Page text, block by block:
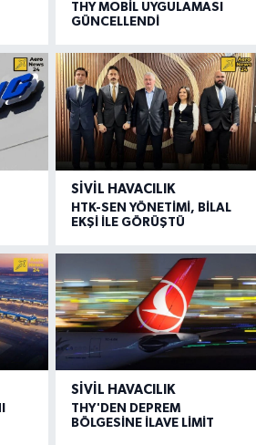
THY MOBİL UYGULAMASI
GÜNCELLENDİ
SIVIL HAVACILIK
HTK-SEN YÖNETİMİ, BİLAL
EKŞİ İLE GÖRÜŞTÜ
SIVIL HAVACILIK
THY'DEN DEPREM
BÖLGESİNE İLAVE LİMİT